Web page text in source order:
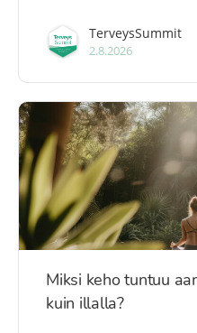
TerveysSummit
2.8.2026
Miksi keho tuntuu
kuin illalla?